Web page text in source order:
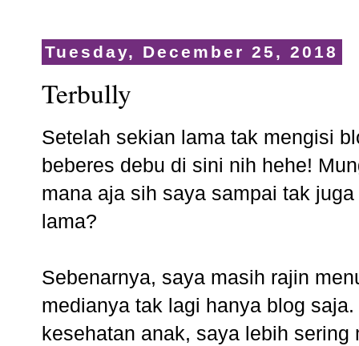
Tuesday, December 25, 2018
Terbully
Setelah sekian lama tak mengisi
beberes debu di sini nih hehe!
mana aja sih saya sampai tak
lama?
Sebenarnya, saya masih rajin
medianya tak lagi hanya blog
kesehatan anak, saya lebih